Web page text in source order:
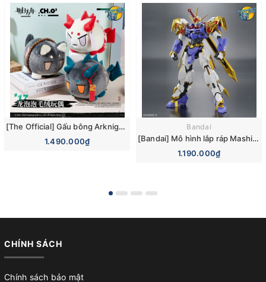
[The Official] Gấu bông Arknights Bubble Nian Saga Dusk Ver Plushie Plush Doll
1.490.000₫
Bandai
[Bandai] Mô hình lắp ráp Mashin Eiyuuden Wataru High Grade HG Amplified IMGN Ryujinmaru Model Kit
1.190.000₫
CHÍNH SÁCH
Chính sách bảo mật